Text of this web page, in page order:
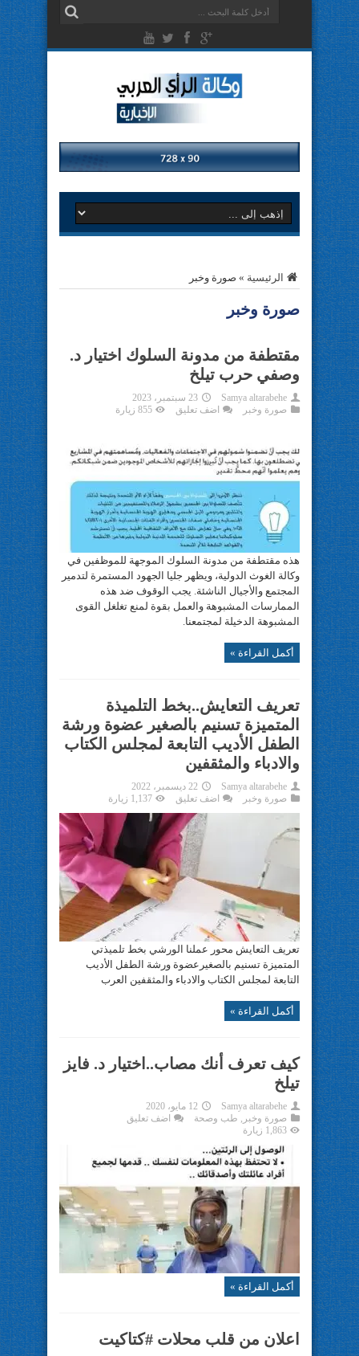
الرئيسية » صورة وخبر
صورة وخبر
مقتطفة من مدونة السلوك اختيار د.
وصفي حرب تيلخ
Samya altarabehe
23 سبتمبر، 2023
صورة وخبر
اضف تعليق 855 زيارة
هذه مقتطفة من مدونة السلوك الموجهة للموظفين في
وكالة الغوث الدولية، ويظهر جليا الجهود المستمرة لتدمير
المجتمع والأجيال الناشئة. يجب الوقوف ضد هذه
الممارسات المشبوهة والعمل بقوة لمنع تغلغل القوى
المشبوهة الدخيلة لمجتمعنا.
أكمل القراءة »
تعريف التعايش..بخط التلميذة
المتميزة تسنيم بالصغير عضوة ورشة
الطفل الأديب التابعة لمجلس الكتاب
والادباء والمثقفين
Samya altarabehe
22 ديسمبر، 2022
صورة وخبر
اضف تعليق 1,137 زيارة
تعريف التعايش محور عملنا الورشي بخط تلميذتي
المتميزة تسنيم بالصغيرعضوة ورشة الطفل الأديب
التابعة لمجلس الكتاب والادباء والمثقفين العرب
أكمل القراءة »
كيف تعرف أنك مصاب..اختيار د. فايز
تيلخ
Samya altarabehe
12 مايو، 2020
صورة وخبر , طب وصحة
اضف تعليق
1,863 زيارة
أكمل القراءة »
اعلان من قلب محلات #كتاكيت